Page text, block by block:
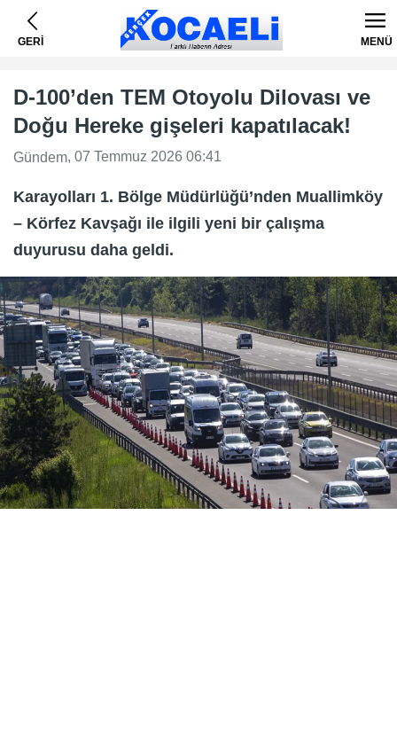
GERİ MENÜ
D-100’den TEM Otoyolu Dilovası ve
Doğu Hereke gişeleri kapatılacak!
Gündem, 07 Temmuz 2026 06:41
Karayolları 1. Bölge Müdürlüğü’nden Muallimköy
– Körfez Kavşağı ile ilgili yeni bir çalışma
duyurusu daha geldi.